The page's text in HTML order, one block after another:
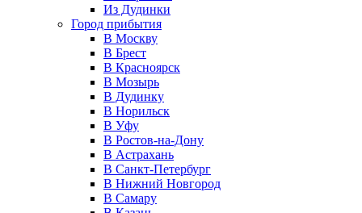
Из Дудинки
Город прибытия
В Москву
В Брест
В Красноярск
В Мозырь
В Дудинку
В Норильск
В Уфу
В Ростов-на-Дону
В Астрахань
В Санкт-Петербург
В Нижний Новгород
В Самару